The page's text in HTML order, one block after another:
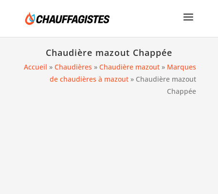
Chaudière mazout Chappée
Accueil »Chaudières »Chaudière mazout » Marques
de chaudières à mazout » Chaudière mazout
Chappée